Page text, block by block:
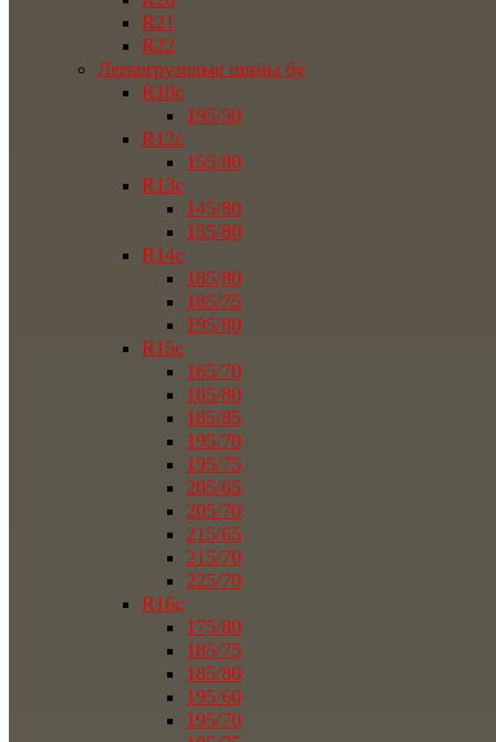
R21
R22
Легкогрузовые шины бу
R10c
195/50
R12c
155/80
R13c
145/80
155/80
R14c
185/80
185/75
195/80
R15c
165/70
185/80
185/85
195/70
195/75
205/65
205/70
215/65
215/70
225/70
R16c
175/80
185/75
185/80
195/60
195/70